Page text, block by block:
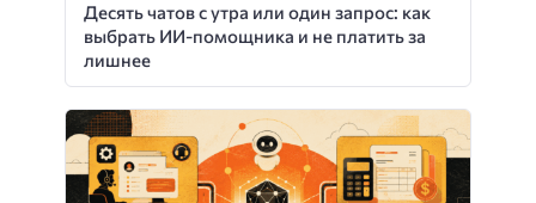
Десять чатов с утра или один запрос: как
выбрать ИИ-помощника и не платить за
лишнее